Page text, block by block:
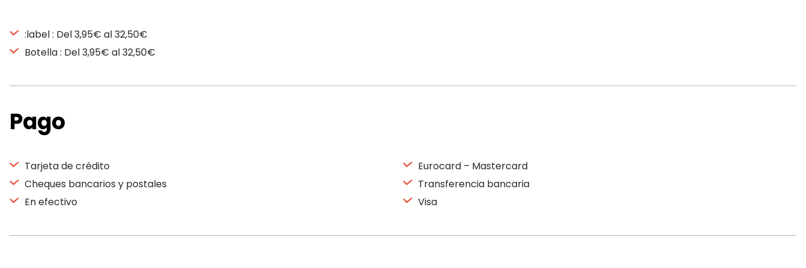
:label : Del 3,95€ al 32,50€
Botella : Del 3,95€ al 32,50€
Pago
Tarjeta de crédito
Cheques bancarios y postales
En efectivo
Eurocard – Mastercard
Transferencia bancaria
Visa